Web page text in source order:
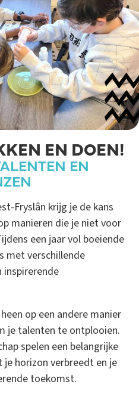
EN DOEN!
EN
Fryslân krijg je de kans
manieren die je niet voor
een jaar vol boeiende
met verschillende
inspirerende
op een andere manier
je talenten te ontplooien.
spelen een belangrijke
horizon verbreedt en je
toekomst.